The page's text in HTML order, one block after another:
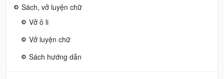
Sách, vở luyện chữ
Vở ô li
Vở luyện chữ
Sách hướng dẫn